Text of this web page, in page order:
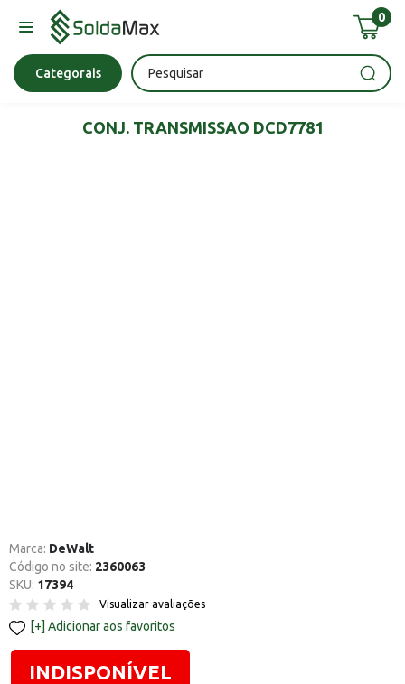
0
Categorais
Bateria Chave Impacto Esmerilhadeira
CONJ. TRANSMISSAO DCD7781
Marca: DeWalt
Código no site: 2360063
SKU: 17394
Visualizar avaliações
Adicionar aos favoritos
INDISPONÍVEL